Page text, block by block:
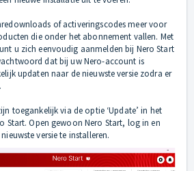
of activeringscodes meer voor
die onder het abonnement vallen. Met
u zich eenvoudig aanmelden bij Nero Start
dat bij uw Nero-account is
updaten naar de nieuwste versie zodra er
toegankelijk via de optie ‘Update’ in het
Start. Open gewoon Nero Start, log in en
versie te installeren.